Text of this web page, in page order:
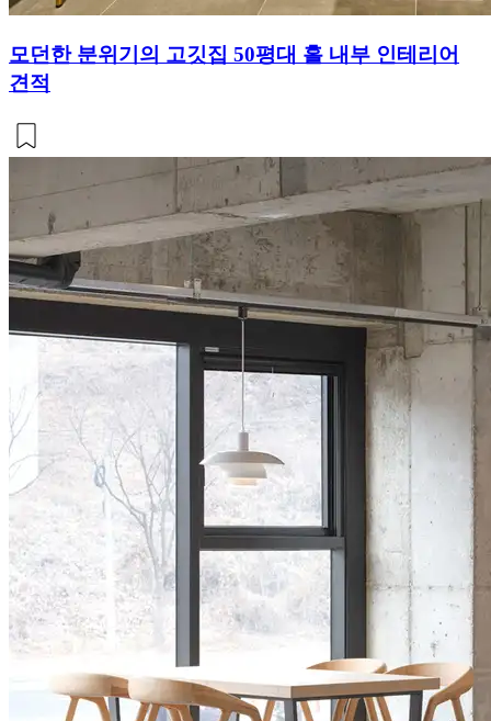
모던한 분위기의 고깃집 50평대 홀 내부 인테리어
견적